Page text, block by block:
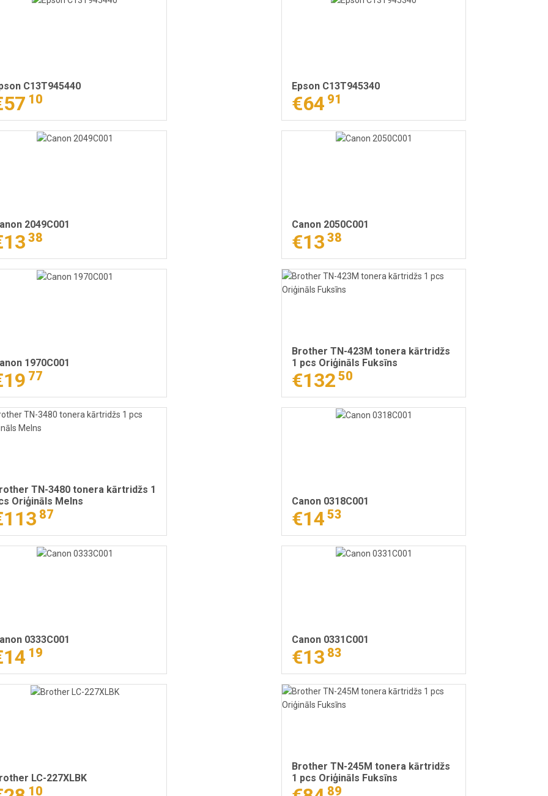
C13T945440
10
Epson C13T945340
€64 91
2049C001
38
Canon 2050C001
€13 38
1970C001
77
Brother TN-423M tonera kārtridžs
1 pcs Oriģināls Fuksīns
€132 50
TN-3480 tonera kārtridžs 1
Oriģināls Melns
87
Canon 0318C001
€14 53
0333C001
19
Canon 0331C001
€13 83
LC-227XLBK
10
Brother TN-245M tonera kārtridžs
1 pcs Oriģināls Fuksīns
89